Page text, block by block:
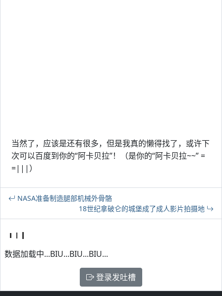
当然了，应该是还有很多，但是我真的懒得找了，或许下
次可以百度到你的“阿卡贝拉”！（是你的“阿卡贝拉~~” =
=|||）
NASA准备制造腿部机械外骨骼
18世纪拿破仑的城堡成了成人影片拍摄地
数据加载中...BIU...BIU...BIU...
登录发吐槽